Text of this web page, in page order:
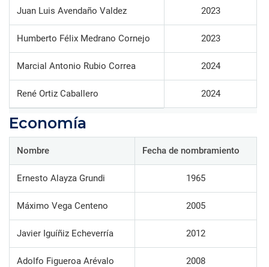
Juan Luis Avendaño Valdez 2023
Humberto Félix Medrano Cornejo 2023
Marcial Antonio Rubio Correa 2024
René Ortiz Caballero 2024
Economía
Nombre Fecha de nombramiento
Ernesto Alayza Grundi 1965
Máximo Vega Centeno 2005
Javier Iguíñiz Echeverría 2012
Adolfo Figueroa Arévalo 2008